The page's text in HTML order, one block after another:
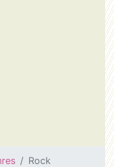
Rock